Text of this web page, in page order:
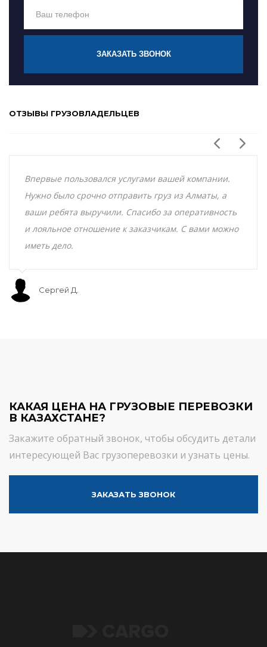
ЗАКАЗАТЬ ЗВОНОК
ОТЗЫВЫ ГРУЗОВЛАДЕЛЬЦЕВ
Впервые пользовался услугами вашей компании.
Нужно было срочно отправить груз из Алматы, а
ваши ребята выручили. Спасибо за оперативность
и лояльное отношение к заказчикам. С вами можно
иметь дело.
Сергей Д.
КАКАЯ ЦЕНА НА ГРУЗОВЫЕ ПЕРЕВОЗКИ
В КАЗАХСТАНЕ?
Закажите обратный звонок, чтобы обсудить детали
интересующей Вас грузоперевозки и узнать цены.
ЗАКАЗАТЬ ЗВОНОК